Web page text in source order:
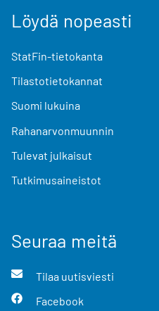
Löydä nopeasti
StatFin-tietokanta
Tilastotietokannat
Suomi lukuina
Rahanarvonmuunnin
Tulevat julkaisut
Tutkimusaineistot
Seuraa meitä
Tilaa uutisviesti
Facebook